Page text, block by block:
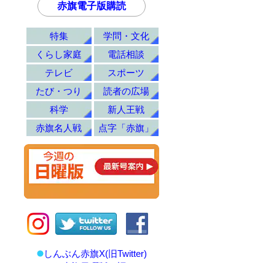
赤旗電子版購読
特集
学問・文化
くらし家庭
電話相談
テレビ
スポーツ
たび・つり
読者の広場
科学
新人王戦
赤旗名人戦
点字「赤旗」
しんぶん赤旗X(旧Twitter)